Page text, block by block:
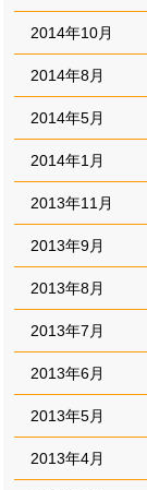
2014年10月
2014年8月
2014年5月
2014年1月
2013年11月
2013年9月
2013年8月
2013年7月
2013年6月
2013年5月
2013年4月